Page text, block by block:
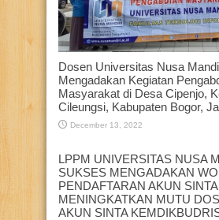
Dosen Universitas Nusa
Mengadakan Kegiatan
Masyarakat di Desa Cipenjo,
Cileungsi, Kabupaten Bogor,
December 13, 2022
LPPM UNIVERSITAS NUSA
SUKSES MENGADAKAN
PENDAFTARAN AKUN
MENINGKATKAN MUTU
AKUN SINTA